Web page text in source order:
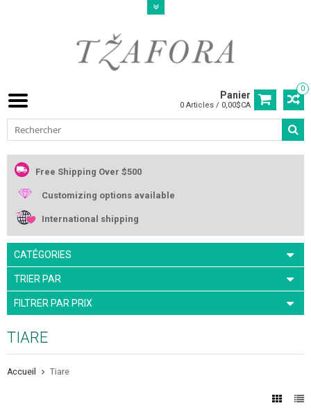
0
Panier
0 Articles / 0,00$CA
Free Shipping Over $500
Customizing options available
International shipping
CATÉGORIES
TRIER PAR
FILTRER PAR PRIX
TIARE
Accueil Tiare